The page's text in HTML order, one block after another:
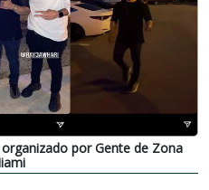
por Gente de Zona